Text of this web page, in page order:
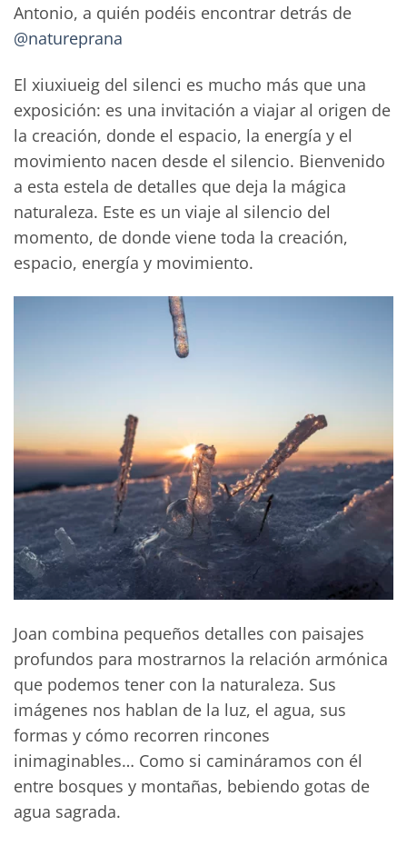
Antonio, a quién podéis encontrar detrás de
@natureprana
El xiuxiueig del silenci es mucho más que una
exposición: es una invitación a viajar al origen de
la creación, donde el espacio, la energía y el
movimiento nacen desde el silencio. Bienvenido
a esta estela de detalles que deja la mágica
naturaleza. Este es un viaje al silencio del
momento, de donde viene toda la creación,
espacio, energía y movimiento.
Joan combina pequeños detalles con paisajes
profundos para mostrarnos la relación armónica
que podemos tener con la naturaleza. Sus
imágenes nos hablan de la luz, el agua, sus
formas y cómo recorren rincones
inimaginables… Como si camináramos con él
entre bosques y montañas, bebiendo gotas de
agua sagrada.